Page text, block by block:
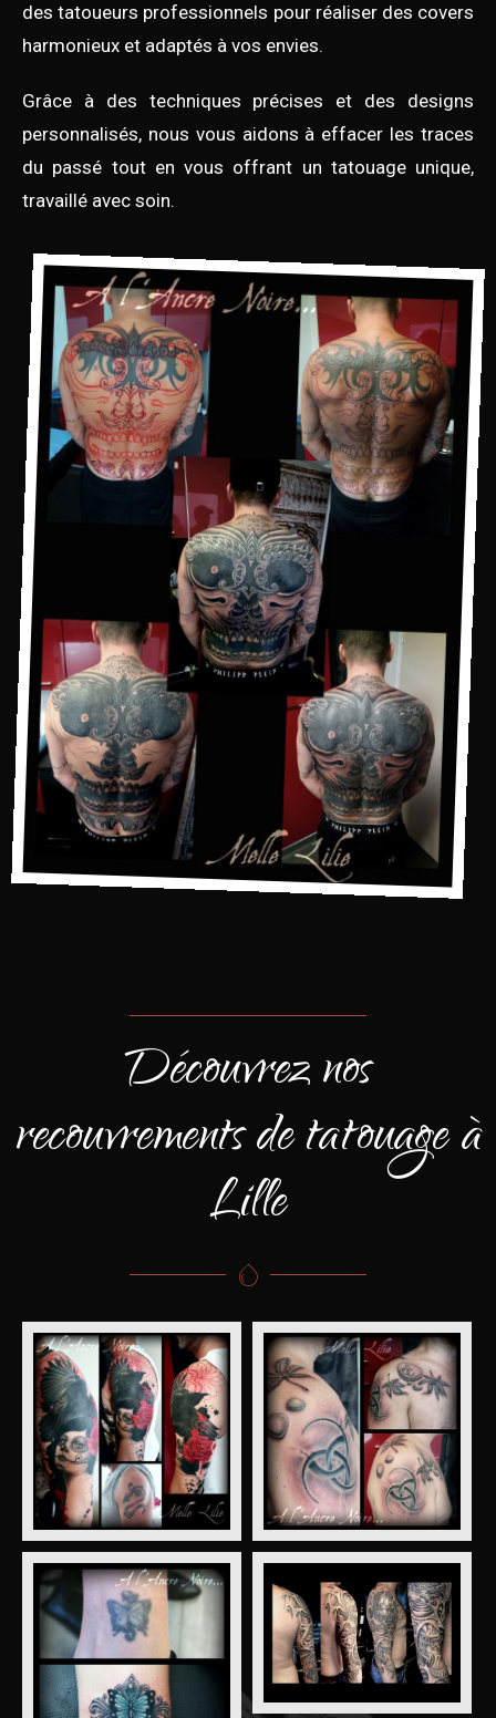
des tatoueurs professionnels pour réaliser des covers
harmonieux et adaptés à vos envies.
Grâce à des techniques précises et des designs
personnalisés, nous vous aidons à effacer les traces
du passé tout en vous offrant un tatouage unique,
travaillé avec soin.
Découvrez nos
recouvrements de tatouage à
Lille